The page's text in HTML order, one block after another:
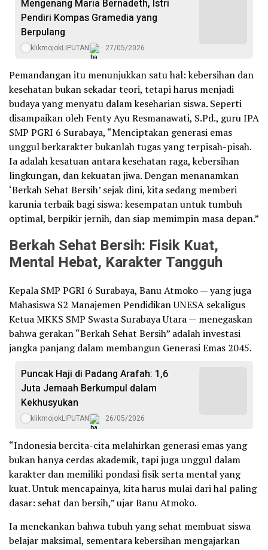
Mengenang Maria Bernadeth, Istri
Pendiri Kompas Gramedia yang
Berpulang
klikmojokLIPUTAN 27/05/2026
Pemandangan itu menunjukkan satu hal: kebersihan dan
kesehatan bukan sekadar teori, tetapi harus menjadi
budaya yang menyatu dalam keseharian siswa. Seperti
disampaikan oleh Fenty Ayu Resmanawati, S.Pd., guru IPA
SMP PGRI 6 Surabaya, “Menciptakan generasi emas
unggul berkarakter bukanlah tugas yang terpisah-pisah.
Ia adalah kesatuan antara kesehatan raga, kebersihan
lingkungan, dan kekuatan jiwa. Dengan menanamkan
‘Berkah Sehat Bersih’ sejak dini, kita sedang memberi
karunia terbaik bagi siswa: kesempatan untuk tumbuh
optimal, berpikir jernih, dan siap memimpin masa depan.”
Berkah Sehat Bersih: Fisik Kuat,
Mental Hebat, Karakter Tangguh
Kepala SMP PGRI 6 Surabaya, Banu Atmoko — yang juga
Mahasiswa S2 Manajemen Pendidikan UNESA sekaligus
Ketua MKKS SMP Swasta Surabaya Utara — menegaskan
bahwa gerakan “Berkah Sehat Bersih” adalah investasi
jangka panjang dalam membangun Generasi Emas 2045.
Puncak Haji di Padang Arafah: 1,6
Juta Jemaah Berkumpul dalam
Kekhusyukan
klikmojokLIPUTAN 26/05/2026
“Indonesia bercita-cita melahirkan generasi emas yang
bukan hanya cerdas akademik, tapi juga unggul dalam
karakter dan memiliki pondasi fisik serta mental yang
kuat. Untuk mencapainya, kita harus mulai dari hal paling
dasar: sehat dan bersih,” ujar Banu Atmoko.
Ia menekankan bahwa tubuh yang sehat membuat siswa
belajar maksimal, sementara kebersihan mengajarkan